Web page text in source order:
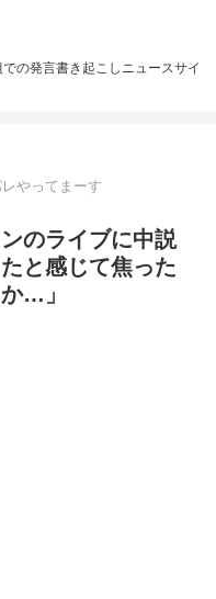
の発言書き起こしニュースサイ
やってまーす
のライブに中説
と感じて焦った
…」